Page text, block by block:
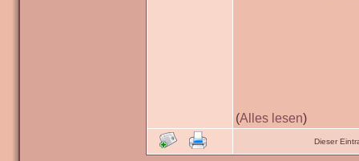
(Alles lesen)
Dieser